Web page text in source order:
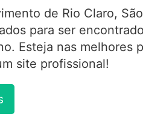
de Rio Claro,
para ser
Esteja nas melhores
site profissional!